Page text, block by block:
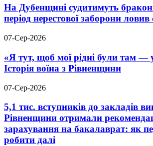
На Дубенщині судитимуть
період нерестової заборони
07-Сер-2026
«Я тут, щоб мої рідні були там —
Історія воїна з Рівненщини
07-Сер-2026
5,1 тис. вступників до закладів
Рівненщини отримали
зарахування на бакалаврат: як
робити далі